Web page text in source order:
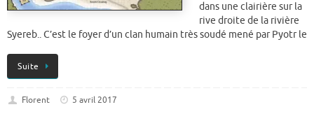
dans une clairière sur la
rive droite de la rivière
Syereb.. C’est le foyer d’un clan humain très soudé mené par Pyotr le
Suite
Florent 5 avril 2017